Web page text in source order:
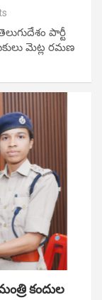
పార్టీ
మెట్ల రమణ
కందుల